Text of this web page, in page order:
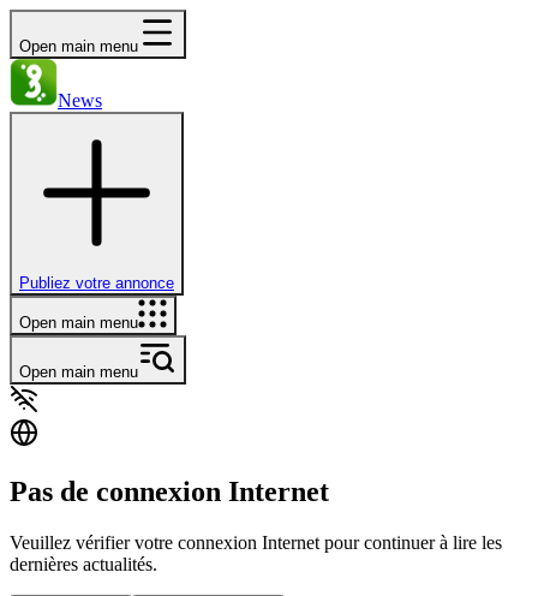
Open main menu
News
Publiez votre annonce
Open main menu
Open main menu
Pas de connexion Internet
Veuillez vérifier votre connexion Internet pour continuer à lire les
dernières actualités.